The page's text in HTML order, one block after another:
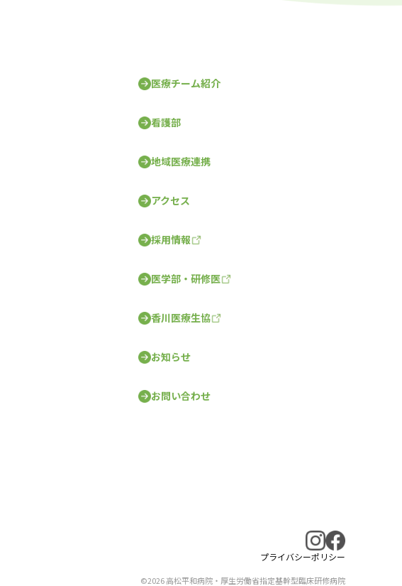
医療チーム紹介
看護部
地域医療連携
アクセス
採用情報
医学部・研修医
香川医療生協
お知らせ
お問い合わせ
プライバシーポリシー
©2026 高松平和病院・厚生労働省指定基幹型臨床研修病院